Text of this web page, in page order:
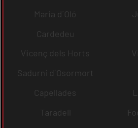
Maria d´Oló
Cardedeu
Vicenç dels Horts
Sadurní d´Osormort
Capellades
Taradell